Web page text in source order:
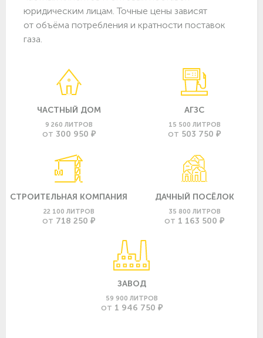
юридическим лицам. Точные цены зависят
от объёма потребления и кратности поставок
газа.
ЧАСТНЫЙ ДОМ
9 260 ЛИТРОВ
ОТ 300 950 ₽
АГЗС
15 500 ЛИТРОВ
ОТ 503 750 ₽
СТРОИТЕЛЬНАЯ КОМПАНИЯ
22 100 ЛИТРОВ
ОТ 718 250 ₽
ДАЧНЫЙ ПОСЁЛОК
35 800 ЛИТРОВ
ОТ 1 163 500 ₽
ЗАВОД
59 900 ЛИТРОВ
ОТ 1 946 750 ₽